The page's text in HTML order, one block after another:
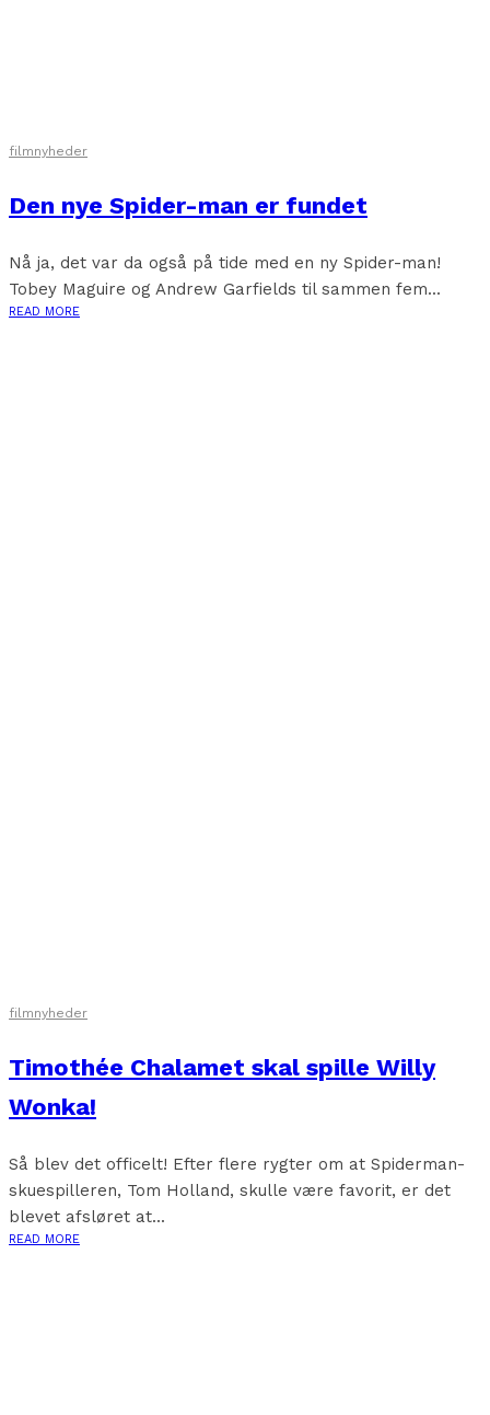
filmnyheder
Den nye Spider-man er fundet
Nå ja, det var da også på tide med en ny Spider-man!
Tobey Maguire og Andrew Garfields til sammen fem...
READ MORE
filmnyheder
Timothée Chalamet skal spille Willy
Wonka!
Så blev det officelt! Efter flere rygter om at Spiderman-
skuespilleren, Tom Holland, skulle være favorit, er det
blevet afsløret at...
READ MORE